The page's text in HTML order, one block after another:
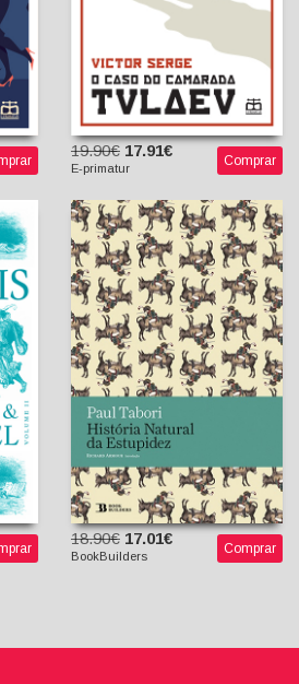
19.90€ 17.91€
E-primatur Comprar
História Natural da
Estupidez
Paul Tabori
Richard Armour
(Introdução)
18.90€ 17.01€
BookBuilders Comprar